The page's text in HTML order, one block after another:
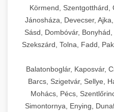
Körmend, Szentgotthárd,
Jánosháza, Devecser,
Sásd, Dombóvár,
Szekszárd, Tolna, Fadd,
Balatonboglár, Kaposvár,
Barcs, Szigetvár, Sellye,
Mohács, Pécs,
Simontornya, Enying,